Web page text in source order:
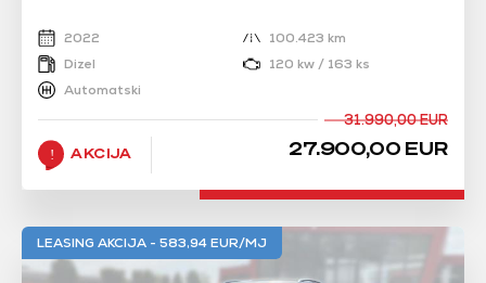
2022
100.423 km
Dizel
120 kw / 163 ks
Automatski
AKCIJA
31.990,00 EUR
27.900,00 EUR
LEASING AKCIJA - 583,94 EUR/MJ